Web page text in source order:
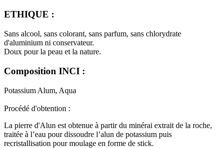
ETHIQUE :
Sans alcool, sans colorant, sans parfum, sans chlorydrate
d'aluminium ni conservateur.
Doux pour la peau et la nature.
Composition INCI :
Potassium Alum, Aqua
Procédé d'obtention :
La pierre d'Alun est obtenue à partir du minérai extrait de la roche,
traitée à l’eau pour dissoudre l’alun de potassium puis
recristallisation pour moulage en forme de stick.